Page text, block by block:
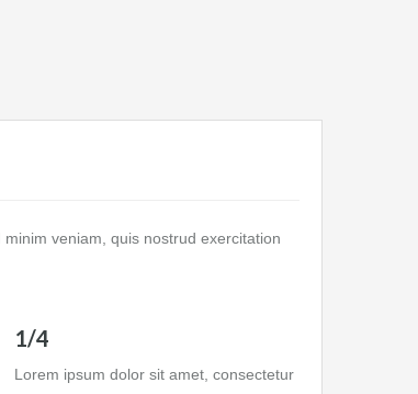
veniam, quis nostrud exercitation
1/4
Lorem ipsum dolor sit amet, consectetur